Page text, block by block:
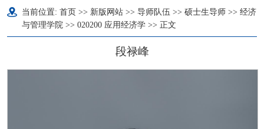
当前位置: 首页 >> 新版网站 >> 导师队伍 >> 硕士生导师 >> 经济
与管理学院 >> 020200 应用经济学 >> 正文
段禄峰